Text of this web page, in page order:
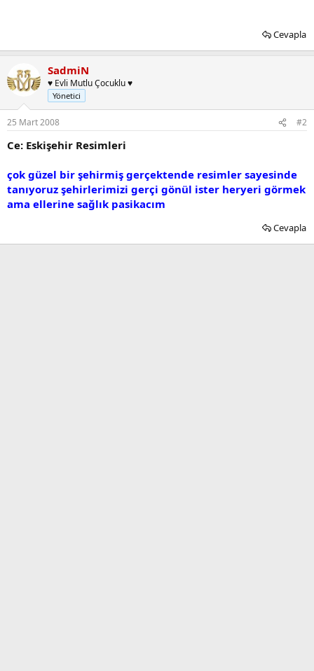
Cevapla
SadmiN
♥ Evli Mutlu Çocuklu ♥
Yönetici
25 Mart 2008 #2
Ce: Eskişehir Resimleri
çok güzel bir şehirmiş gerçektende resimler sayesinde
tanıyoruz şehirlerimizi gerçi gönül ister heryeri görmek
ama ellerine sağlık pasikacım
Cevapla